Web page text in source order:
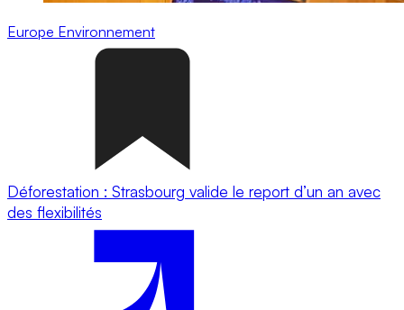
Europe Environnement
Déforestation : Strasbourg valide le report d’un an avec
des flexibilités